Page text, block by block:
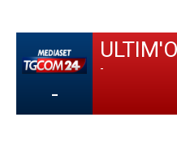
-
-